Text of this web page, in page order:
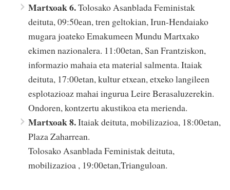
Martxoak 6.Tolosako Asanblada Feministak
deituta, 09:50ean, tren geltokian, Irun-Hendaiako
mugara joateko Emakumeen Mundu Martxako
ekimen nazionalera. 11:00etan, San Frantziskon,
informazio mahaia eta material salmenta. Itaiak
deituta, 17:00etan, kultur etxean, etxeko langileen
esplotazioaz mahai ingurua Leire Berasaluzerekin.
Ondoren, kontzertu akustikoa eta merienda.
Martxoak 8.Itaiak deituta, mobilizazioa, 18:00etan,
Plaza Zaharrean.
Tolosako Asanblada Feministak deituta,
mobilizazioa , 19:00etan,Trianguloan.